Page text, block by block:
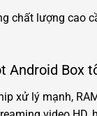
chất lượng cao
Android Box
xử lý mạnh,